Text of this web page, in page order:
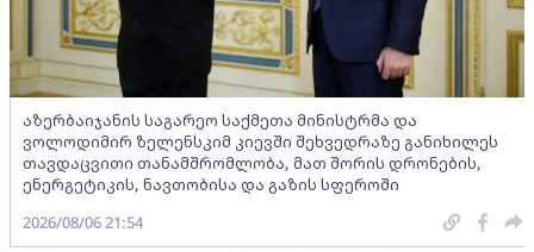
აზერბაიჯანის საგარეო საქმეთა მინისტრმა და
ვოლოდიმირ ზელენსკიმ კიევში შეხვედრაზე განიხილეს
თავდაცვითი თანამშრომლობა, მათ შორის დრონების,
ენერგეტიკის, ნავთობისა და გაზის სფეროში
2026/08/06 21:54